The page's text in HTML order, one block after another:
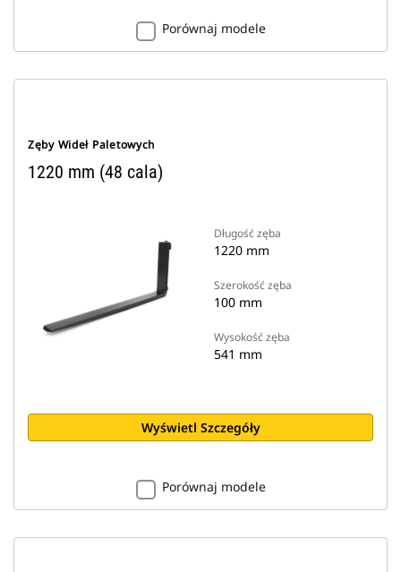
Porównaj modele
Zęby Wideł Paletowych
1220 mm (48 cala)
Długość zęba
1220 mm
Szerokość zęba
100 mm
Wysokość zęba
541 mm
Wyświetl Szczegóły
Porównaj modele